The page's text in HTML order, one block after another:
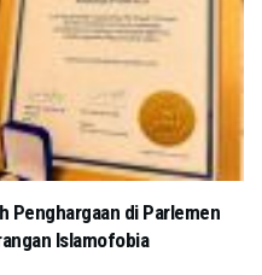
Penghargaan di Parlemen
Islamofobia